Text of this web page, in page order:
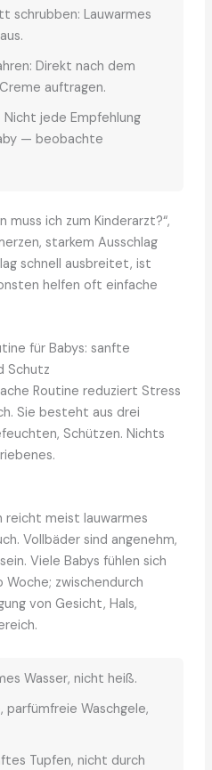
schrubben: Lauwarmes
Direkt nach dem
auftragen.
Nicht jede Empfehlung
— beobachte
muss ich zum Kinderarzt?“,
starkem Ausschlag
schnell ausbreitet, ist
helfen oft einfache
für Babys: sanfte
Schutz
Routine reduziert Stress
Sie besteht aus drei
Schützen. Nichts
reicht meist lauwarmes
Vollbäder sind angenehm,
Viele Babys fühlen sich
zwischendurch
von Gesicht, Hals,
Wasser, nicht heiß.
parfümfreie Waschgele,
Tupfen, nicht durch